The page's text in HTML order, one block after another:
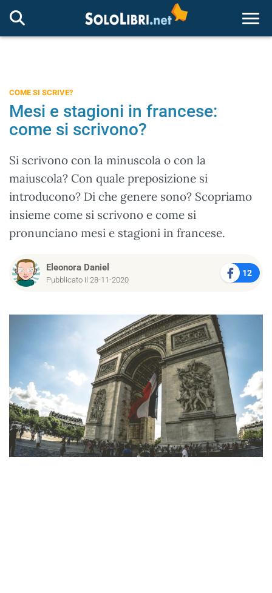
COME SI SCRIVE?
Mesi e stagioni in francese:
come si scrivono?
Si scrivono con la minuscola o con la
maiuscola? Con quale preposizione si
introducono? Di che genere sono? Scopriamo
insieme come si scrivono e come si
pronunciano mesi e stagioni in francese.
Eleonora Daniel
Pubblicato il 28-11-2020
12